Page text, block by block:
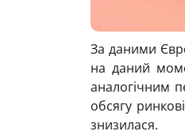
За даними
на даний
аналогічним
обсягу
знизилася.